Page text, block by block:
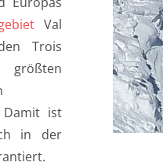
Val
Trois
Damit ist
in der